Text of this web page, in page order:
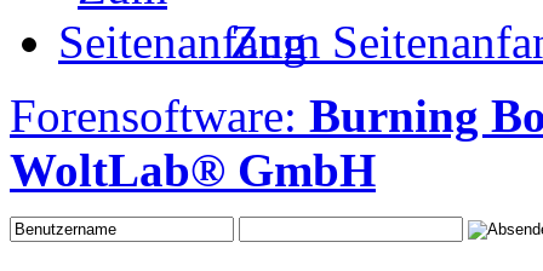
Zum
Forensoftware: Burning
WoltLab® GmbH